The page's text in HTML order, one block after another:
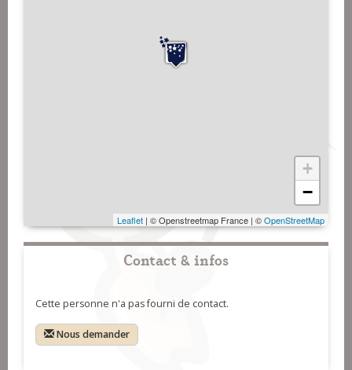
+
−
Leaflet | © Openstreetmap France | ©OpenStreetMap
Contact & infos
Cette personne n'a pas fourni de contact.
Nous demander